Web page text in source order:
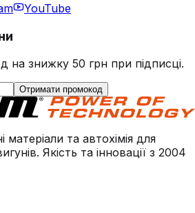
YouTube
на знижку 50 грн при підписці.
Отримати промокод
матеріали та автохімія для
Якість та інновації з 2004